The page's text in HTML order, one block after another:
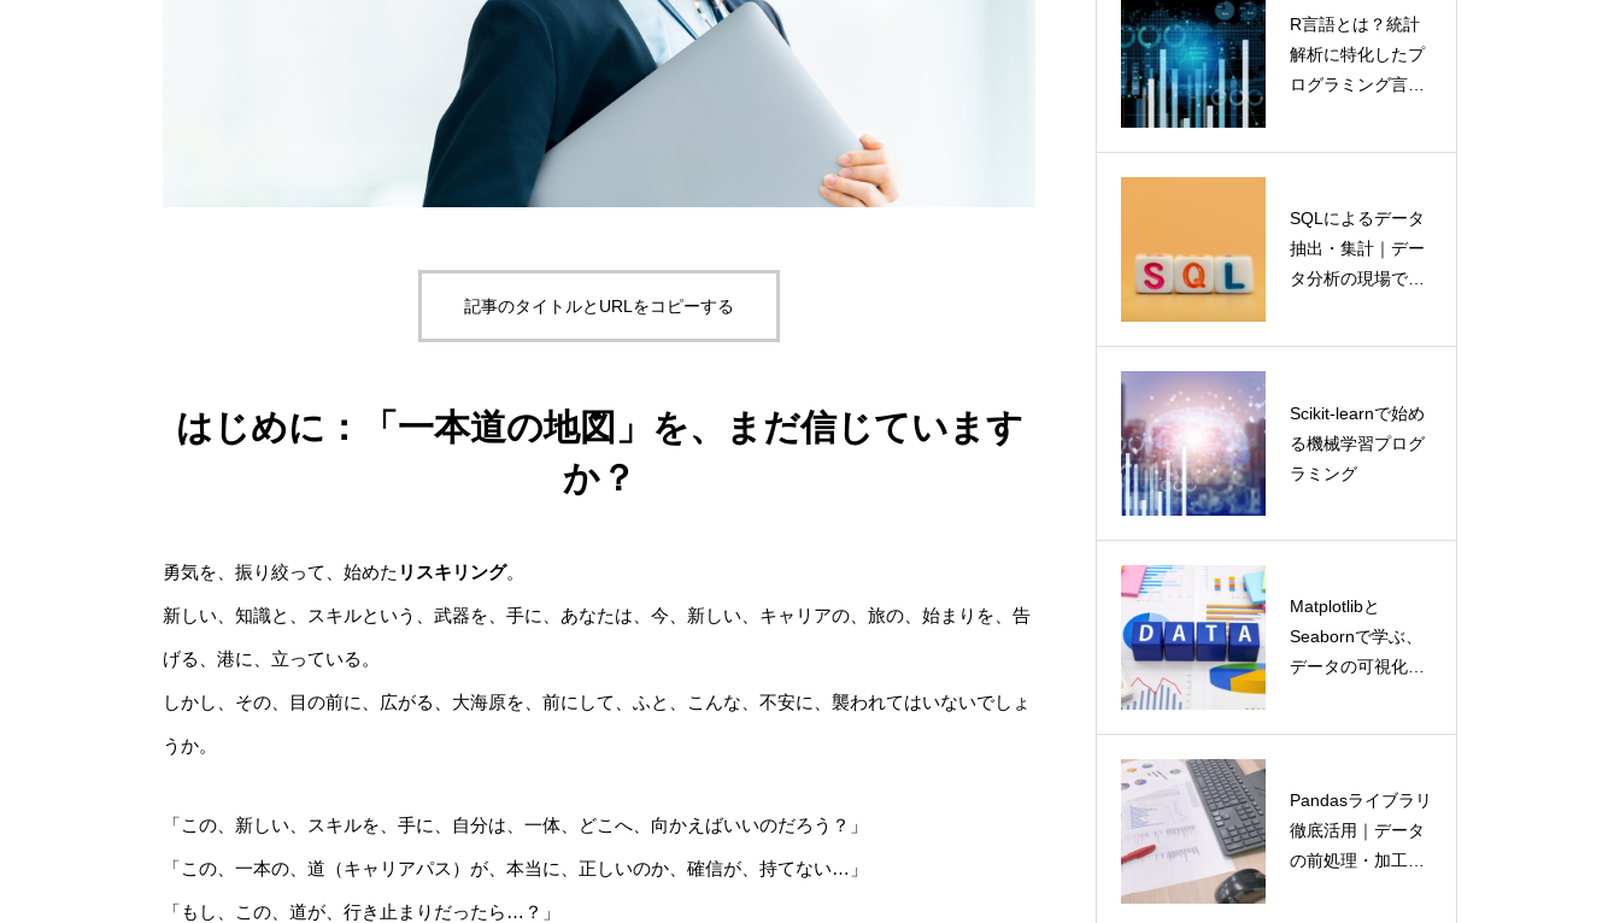
記事のタイトルとURLをコピーする
はじめに：「一本道の地図」を、まだ信じています
か？
勇気を、振り絞って、始めた リスキリング。
新しい、知識と、スキルという、武器を、手に、あなたは、今、新しい、キャリアの、旅の、始まりを、告
げる、港に、立っている。
しかし、その、目の前に、広がる、大海原を、前にして、ふと、こんな、不安に、襲われてはいないでしょ
うか。
「この、新しい、スキルを、手に、自分は、一体、どこへ、向かえばいいのだろう？」
「この、一本の、道（キャリアパス）が、本当に、正しいのか、確信が、持てない…」
「もし、この、道が、行き止まりだったら…？」
R言語とは？統計
解析に特化したプ
ログラミング言語
SQLによるデータ
抽出・集計｜デー
タ分析の現場で必
Scikit-learnで始め
る機械学習プログ
ラミング
Matplotlibと
Seabornで学ぶ、
データの可視化
Pandasライブラリ
徹底活用｜データ
の前処理・加工を
リアを加速させ
る
公務員から民間
のITエンジニア
へ｜「安定」を
営業職からエン
ジニアへ｜顧客
理解を武器にす
文系出身プログ
ラマーの成功事
例と、強みを活
子育て中のパ
パ・ママのため
のプログラミン
プログラミング
学習のモチベー
ションを維持す